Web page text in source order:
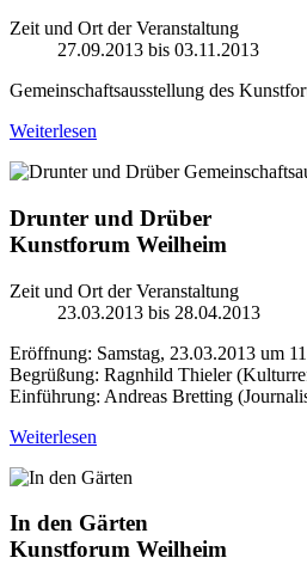
Zeit und Ort der Veranstaltung
27.09.2013 bis 03.11.2013
Gemeinschaftsausstellung des
Weiterlesen
Drunter und Drüber
Kunstforum Weilheim
Zeit und Ort der Veranstaltung
23.03.2013 bis 28.04.2013
Eröffnung: Samstag, 23.03.2013 um
Begrüßung: Ragnhild Thieler
Einführung: Andreas Bretting
Weiterlesen
In den Gärten
Kunstforum Weilheim